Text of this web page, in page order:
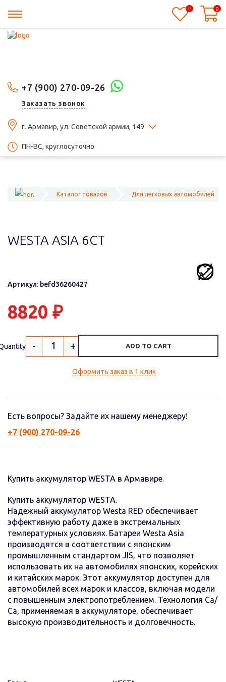
+7 (900) 270-09-26
Заказать звонок
г. Армавир, ул. Советской армии, 149
ПН-ВС, круглосуточно
0 0
Каталог товаров Для легковых автомобилей
WESTA ASIA 6СТ
Артикул: befd36260427
8820 ₽
- + ADD TO CART
Оформить заказ в 1 клик
Есть вопросы? Задайте их нашему менеджеру!
+7 (900) 270-09-26
Купить аккумулятор WESTA в Армавире.
Купить аккумулятор WESTA.
Надежный аккумулятор Westa RED обеспечивает
эффективную работу даже в экстремальных
температурных условиях. Батареи Westa Asia
производятся в соответствии с японским
промышленным стандартом JIS, что позволяет
использовать их на автомобилях японских, корейских
и китайских марок. Этот аккумулятор доступен для
автомобилей всех марок и классов, включая модели
с повышенным электропотреблением. Технология Са/
Са, применяемая в аккумуляторе, обеспечивает
высокую производительность и долговечность.